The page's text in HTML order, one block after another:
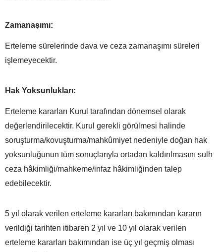
Zamanaşımı:
Erteleme sürelerinde dava ve ceza zamanaşımı süreleri
işlemeyecektir.
Hak Yoksunlukları:
Erteleme kararları Kurul tarafından dönemsel olarak
değerlendirilecektir. Kurul gerekli görülmesi halinde
soruşturma/kovuşturma/mahkûmiyet nedeniyle doğan hak
yoksunluğunun tüm sonuçlarıyla ortadan kaldırılmasını sulh
ceza hâkimliği/mahkeme/infaz hâkimliğinden talep
edebilecektir.
5 yıl olarak verilen erteleme kararları bakımından kararın
verildiği tarihten itibaren 2 yıl ve 10 yıl olarak verilen
erteleme kararları bakımından ise üç yıl geçmiş olması